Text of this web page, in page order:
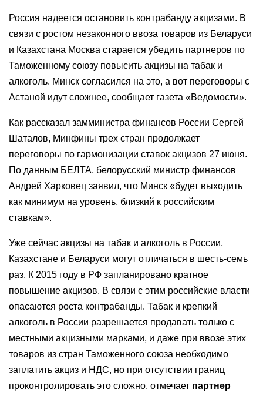
Россия надеется остановить контрабанду акцизами. В
связи с ростом незаконного ввоза товаров из Беларуси
и Казахстана Москва старается убедить партнеров по
Таможенному союзу повысить акцизы на табак и
алкоголь. Минск согласился на это, а вот переговоры с
Астаной идут сложнее, сообщает газета «Ведомости».
Как рассказал замминистра финансов России Сергей
Шаталов, Минфины трех стран продолжает
переговоры по гармонизации ставок акцизов 27 июня.
По данным БЕЛТА, белорусский министр финансов
Андрей Харковец заявил, что Минск «будет выходить
как минимум на уровень, близкий к российским
ставкам».
Уже сейчас акцизы на табак и алкоголь в России,
Казахстане и Беларуси могут отличаться в шесть-семь
раз. К 2015 году в РФ запланировано кратное
повышение акцизов. В связи с этим российские власти
опасаются роста контрабанды. Табак и крепкий
алкоголь в России разрешается продавать только с
местными акцизными марками, и даже при ввозе этих
товаров из стран Таможенного союза необходимо
заплатить акциз и НДС, но при отсутствии границ
проконтролировать это сложно, отмечает партнер